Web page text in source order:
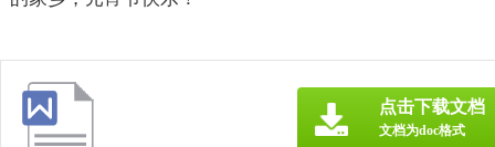
点击下载文档
文档为doc格式